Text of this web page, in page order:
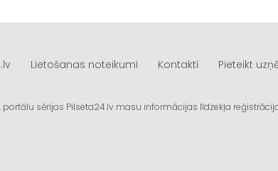
Lietošanas noteikumi Kontakti Pieteikt
portālu sērijas Pilseta24.lv masu informācijas līdzekļa